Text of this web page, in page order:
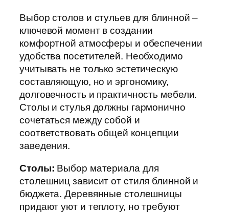
Выбор столов и стульев для блинной –
ключевой момент в создании
комфортной атмосферы и обеспечении
удобства посетителей. Необходимо
учитывать не только эстетическую
составляющую, но и эргономику,
долговечность и практичность мебели.
Столы и стулья должны гармонично
сочетаться между собой и
соответствовать общей концепции
заведения.
Столы: Выбор материала для
столешниц зависит от стиля блинной и
бюджета. Деревянные столешницы
придают уют и теплоту, но требуют